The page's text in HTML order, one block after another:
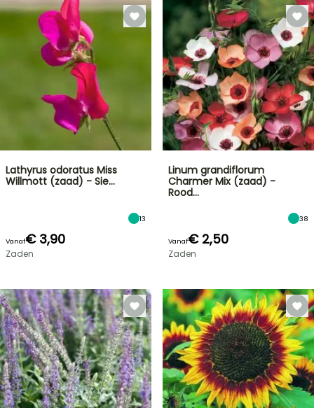
Lathyrus odoratus Miss
Willmott (zaad) - Sie…
13
Vanaf€ 3,90
Zaden
Linum grandiflorum
Charmer Mix (zaad) -
Rood…
38
Vanaf€ 2,50
Zaden